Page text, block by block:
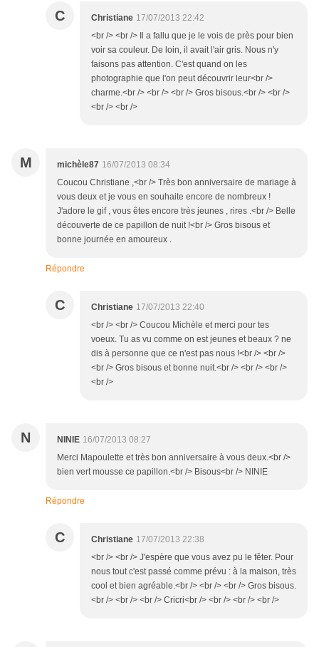
C Christiane 17/07/2013 22:42
<br /> <br /> Il a fallu que je le vois de près pour bien
voir sa couleur. De loin, il avait l'air gris. Nous n'y
faisons pas attention. C'est quand on les
photographie que l'on peut découvrir leur<br />
charme.<br /> <br /> <br /> Gros bisous.<br /> <br />
<br /> <br />
M michèle87 16/07/2013 08:34
Coucou Christiane ,<br /> Très bon anniversaire de mariage à
vous deux et je vous en souhaite encore de nombreux !
J'adore le gif , vous êtes encore très jeunes , rires .<br /> Belle
découverte de ce papillon de nuit !<br /> Gros bisous et
bonne journée en amoureux .
Répondre
C Christiane 17/07/2013 22:40
<br /> <br /> Coucou Michèle et merci pour tes
voeux. Tu as vu comme on est jeunes et beaux ? ne
dis à personne que ce n'est pas nous !<br /> <br />
<br /> Gros bisous et bonne nuit.<br /> <br /> <br />
<br />
N NINIE 16/07/2013 08:27
Merci Mapoulette et très bon anniversaire à vous deux.<br />
bien vert mousse ce papillon.<br /> Bisous<br /> NINIE
Répondre
C Christiane 17/07/2013 22:38
<br /> <br /> J'espère que vous avez pu le fêter. Pour
nous tout c'est passé comme prévu : à la maison, très
cool et bien agréable.<br /> <br /> <br /> Gros bisous.
<br /> <br /> <br /> Cricri<br /> <br /> <br /> <br />